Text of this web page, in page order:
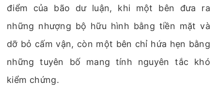
điểm của bão dư luận, khi một bên đưa ra
những nhượng bộ hữu hình bằng tiền mặt và
dỡ bỏ cấm vận, còn một bên chỉ hứa hẹn bằng
những tuyên bố mang tính nguyên tắc khó
kiểm chứng.